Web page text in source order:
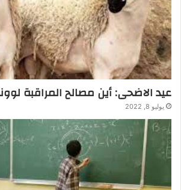
عيد الاضحى: أين مصالح المراقبة
يوليو 8, 2022